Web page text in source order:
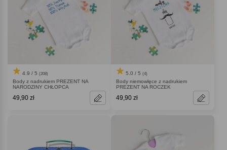
4.9 / 5 (208)
Body z nadrukiem PREZENT NA
NARODZINY CHŁOPCA
49,90 zł
5.0 / 5 (4)
Body niemowlęce z nadrukiem
PREZENT NA ROCZEK
49,90 zł